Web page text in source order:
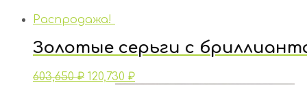
Распродажа!
Золотые серьги с
603,650₽ 120,730 ₽